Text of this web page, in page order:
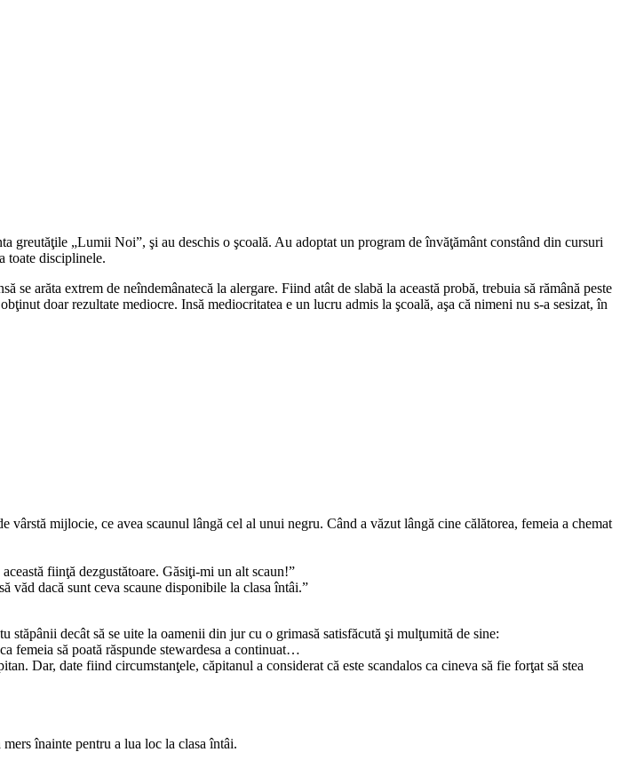
greutăţile „Lumii Noi”, şi au deschis o şcoală. Au adoptat un program de învăţământ constând din cursuri
toate disciplinele.
arăta extrem de neîndemânatecă la alergare. Fiind atât de slabă la această probă, trebuia să rămână peste
doar rezultate mediocre. Insă mediocritatea e un lucru admis la şcoală, aşa că nimeni nu s-a sesizat, în
mijlocie, ce avea scaunul lângă cel al unui negru. Când a văzut lângă cine călătorea, femeia a chemat
fiinţă dezgustătoare. Găsiţi-mi un alt scaun!”
văd dacă sunt ceva scaune disponibile la clasa întâi.”
stăpânii decât să se uite la oamenii din jur cu o grimasă satisfăcută şi mulţumită de sine:
femeia să poată răspunde stewardesa a continuat…
Dar, date fiind circumstanţele, căpitanul a considerat că este scandalos ca cineva să fie forţat să stea
înainte pentru a lua loc la clasa întâi.